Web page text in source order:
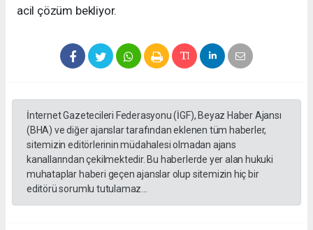
acil çözüm bekliyor.
İnternet Gazetecileri Federasyonu (İGF), Beyaz Haber Ajansı
(BHA) ve diğer ajanslar tarafından eklenen tüm haberler,
sitemizin editörlerinin müdahalesi olmadan ajans
kanallarından çekilmektedir. Bu haberlerde yer alan hukuki
muhataplar haberi geçen ajanslar olup sitemizin hiç bir
editörü sorumlu tutulamaz...